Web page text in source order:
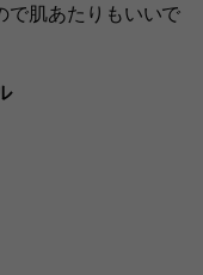
で肌あたりもいいで